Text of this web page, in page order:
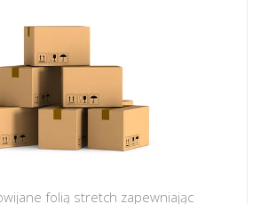
folią stretch zapewniając